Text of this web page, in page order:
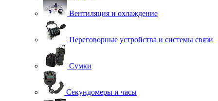
Вентиляция и охлаждение
Переговорные устройства и системы связи
Сумки
Секундомеры и часы